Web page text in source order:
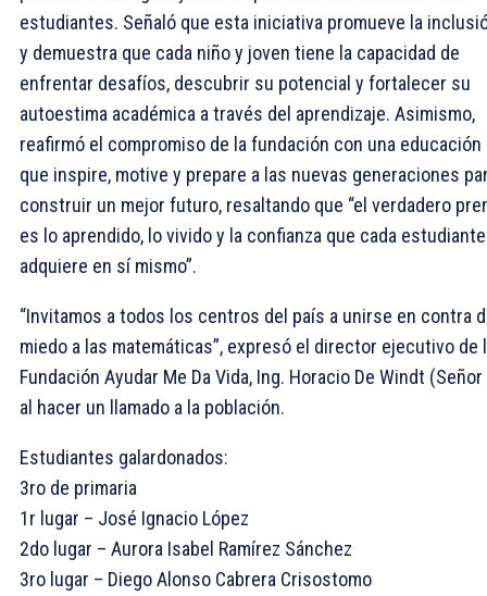
estudiantes. Señaló que esta iniciativa promueve la
y demuestra que cada niño y joven tiene la capacidad de
enfrentar desafíos, descubrir su potencial y fortalecer su
autoestima académica a través del aprendizaje. Asimismo,
reafirmó el compromiso de la fundación con una educación
que inspire, motive y prepare a las nuevas generaciones
construir un mejor futuro, resaltando que “el verdadero
es lo aprendido, lo vivido y la confianza que cada estudiante
adquiere en sí mismo”.
“Invitamos a todos los centros del país a unirse en contra
miedo a las matemáticas”, expresó el director ejecutivo de
Fundación Ayudar Me Da Vida, Ing. Horacio De Windt (Señor
al hacer un llamado a la población.
Estudiantes galardonados:
3ro de primaria
1r lugar – José Ignacio López
2do lugar – Aurora Isabel Ramírez Sánchez
3ro lugar – Diego Alonso Cabrera Crisostomo